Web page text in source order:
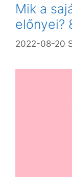
Mik a
előnyei?
2022-08-20